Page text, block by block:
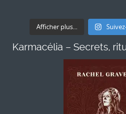
Afficher plus...
Karmacélia – Secrets,